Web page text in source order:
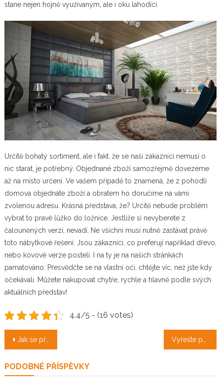
stane nejen hojně využívaným, ale i oku lahodící.
Určitě bohatý sortiment, ale i fakt, že se naši zákazníci nemusí o
nic starat, je potřebný. Objednané zboží samozřejmě dovezeme
až na místo určení. Ve vašem případě to znamená, že z pohodlí
domova objednáte zboží a obratem ho doručíme na vámi
zvolenou adresu. Krásná představa, že? Určitě nebude problém
vybrat to pravé lůžko do ložnice. Jestliže si nevyberete z
čalouněných verzí, nevadí. Ne všichni musí nutně zastávat právě
toto nábytkové řešení. Jsou zákazníci, co preferují například dřevo,
nebo kovové verze postelí. I na ty je na našich stránkách
pamatováno. Přesvědčte se na vlastní oči, chtějte víc, než jste kdy
očekávali. Můžete nakupovat chytře, rychle a hlavně podle svých
aktuálních představ!
4.4/5 - (16 votes)
Navigace
příspěvek
Jak se připravit na online pracovní pohovor
PODOBNÉ PŘÍSPĚVKY